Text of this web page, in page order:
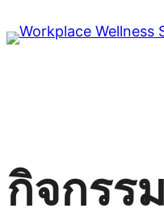
ไป
กิจกรร